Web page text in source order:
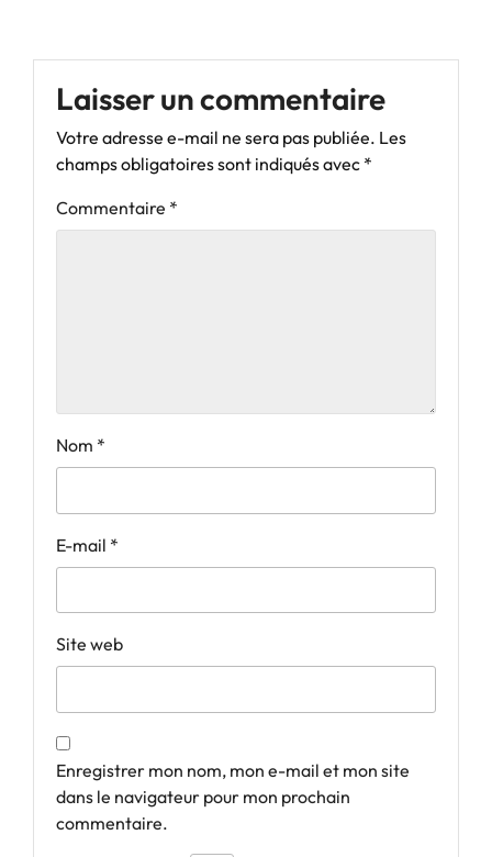
Laisser un commentaire
Votre adresse e-mail ne sera pas publiée. Les
champs obligatoires sont indiqués avec *
Commentaire *
Nom *
E-mail *
Site web
Enregistrer mon nom, mon e-mail et mon site
dans le navigateur pour mon prochain
commentaire.